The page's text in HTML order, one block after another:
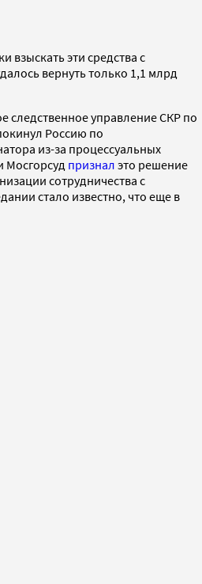
эти средства с
вернуть только 1,1 млрд
следственное управление СКР по
Россию по
из-за процессуальных
Мосгорсуд признал это решение
сотрудничества с
стало известно, что еще в